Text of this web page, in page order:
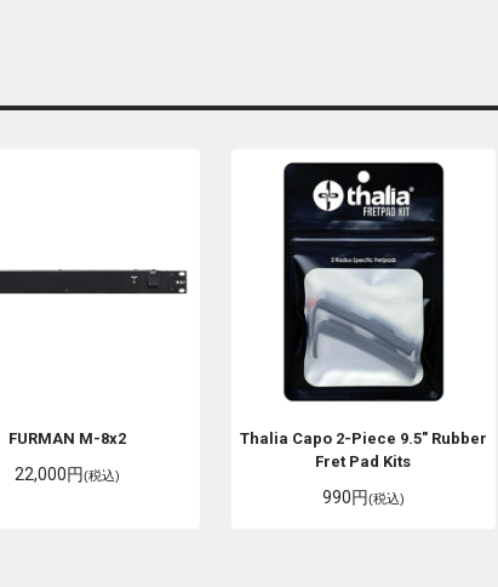
FURMAN M-8x2
22,000円(税込)
Thalia Capo 2-Piece 9.5" Rubber
Fret Pad Kits
990円(税込)